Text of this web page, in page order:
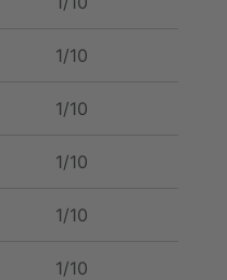
1/10
1/10
1/10
1/10
1/10